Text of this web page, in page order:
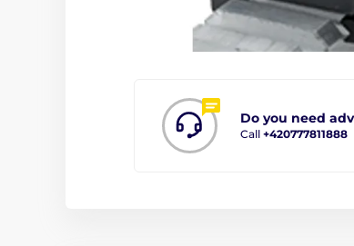
Do you need
Call +420777811888